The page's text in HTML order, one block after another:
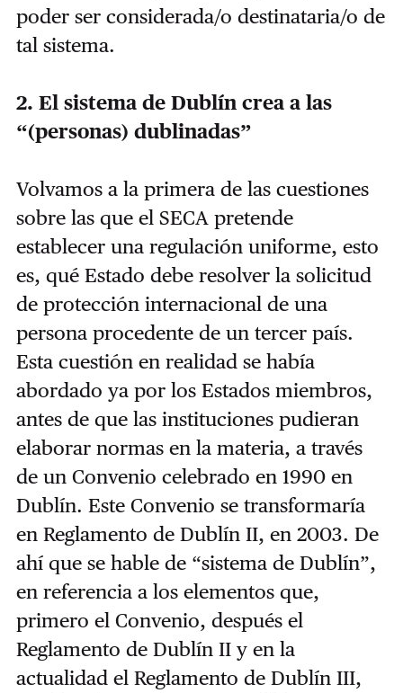
poder ser considerada/o destinataria/o de
tal sistema.
2. El sistema de Dublín crea a las
“(personas) dublinadas”
Volvamos a la primera de las cuestiones
sobre las que el SECA pretende
establecer una regulación uniforme, esto
es, qué Estado debe resolver la solicitud
de protección internacional de una
persona procedente de un tercer país.
Esta cuestión en realidad se había
abordado ya por los Estados miembros,
antes de que las instituciones pudieran
elaborar normas en la materia, a través
de un Convenio celebrado en 1990 en
Dublín. Este Convenio se transformaría
en Reglamento de Dublín II, en 2003. De
ahí que se hable de “sistema de Dublín”,
en referencia a los elementos que,
primero el Convenio, después el
Reglamento de Dublín II y en la
actualidad el Reglamento de Dublín III,